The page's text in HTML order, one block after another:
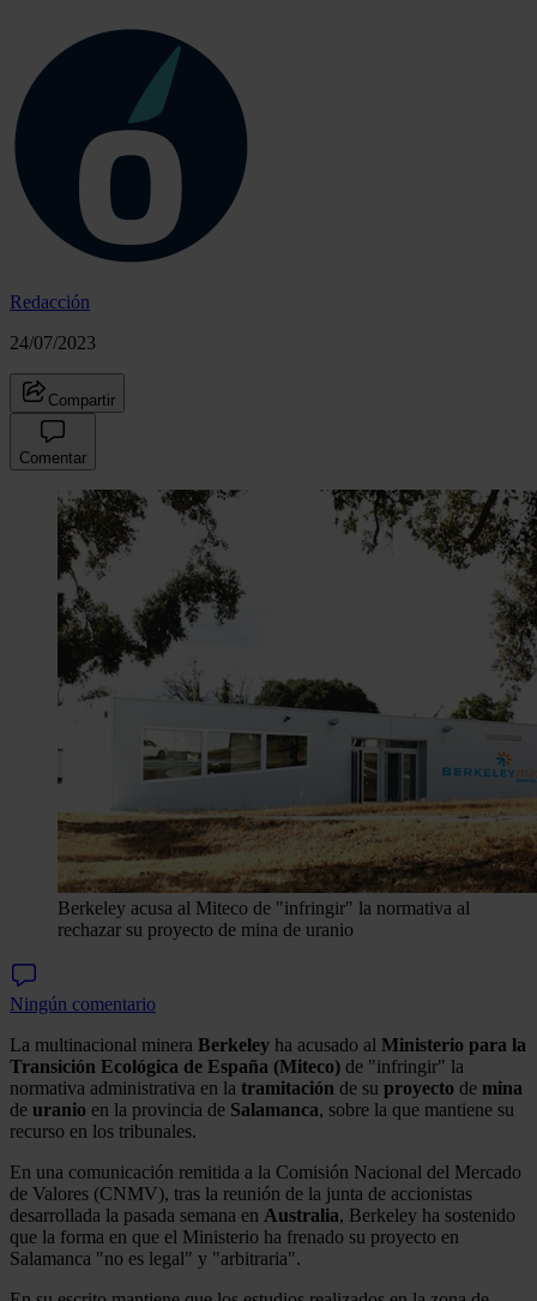
Redacción
24/07/2023
Compartir
Comentar
Berkeley acusa al Miteco de "infringir" la normativa al
rechazar su proyecto de mina de uranio
Ningún comentario
La multinacional minera Berkeley ha acusado al Ministerio para la
Transición Ecológica de España (Miteco) de "infringir" la
normativa administrativa en la tramitación de su proyecto de mina
de uranio en la provincia de Salamanca, sobre la que mantiene su
recurso en los tribunales.
En una comunicación remitida a la Comisión Nacional del Mercado
de Valores (CNMV), tras la reunión de la junta de accionistas
desarrollada la pasada semana en Australia, Berkeley ha sostenido
que la forma en que el Ministerio ha frenado su proyecto en
Salamanca "no es legal" y "arbitraria".